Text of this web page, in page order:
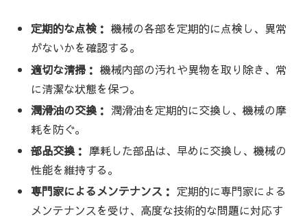
定期的な点検： 機械の各部を定期的に点検し、異常
がないかを確認する。
適切な清掃： 機械内部の汚れや異物を取り除き、常
に清潔な状態を保つ。
潤滑油の交換： 潤滑油を定期的に交換し、機械の摩
耗を防ぐ。
部品交換： 摩耗した部品は、早めに交換し、機械の
性能を維持する。
専門家によるメンテナンス： 定期的に専門家による
メンテナンスを受け、高度な技術的な問題に対応す